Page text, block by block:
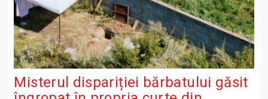
Misterul dispariției bărbatului găsit